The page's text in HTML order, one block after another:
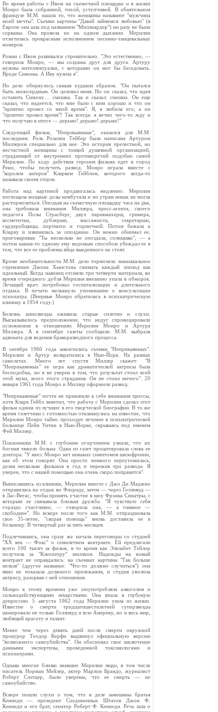
Во время работы с Ивом на съемочной площадке и в жизни
Монро была собранной, тихой, уступчивой. В обаятельном
французе М.М. нашла то, что женщины называют "мужчина
моей мечты". Съемки картины "Давай займемся любовью" (в
Европе она шла под названием "Миллиардер") ни разу не были
сорваны. Она провела их на одном дыхании. Мерилин
отличилась прекрасным исполнением песенно-танцевальных
номеров.
Роман с Ивом развивался стремительно. "Это естественно, —
говорила Монро, — мы созданы друг для друга. Артуру
нужны интеллектуалки, с которыми он мог бы беседовать.
Вроде Симоны. А Иву нужна я".
Но дело обернулось самым худшим образом. "Он пытался
быть милосердным. Он целовал меня. Но он сказал, что идея
оставить Симону… смешна. Так и сказал: смешна. Он еще
сказал, что надеется, что мне было с ним хорошо и что он
"приятно провел со мной время". Я, я любила его, а он
"приятно провел время"! Так всегда: я вечно чего-то жду и
что получаю в итоге — дерьмо! дерьмо! дерьмо!"
Следующий фильм, "Неприкаянные", оказался для М.М.
последним. Роль Розалин Тейбер была написана Артуром
Миллером специально для нее. Это история прелестной, но
несчастной женщины с тонкой душевной организацией,
страдающей от внутренних противоречий подобно самой
Мерилин. По ходу действия героиня фильма едет в город
Рено, чтобы получить развод. Монро играла вместе с
"королем актеров" Кларком Гейблом, которого когда-то
называла своим отцом.
Работа над картиной продвигалась медленно. Мерилин
поглощала мощные дозы нембутала и по утрам никак не могла
растормозиться. Опоздав на съемочную площадку часа на два,
она требовала внимания Миллера, пресс-агента, своего
педагога Полы Страсберг, двух парикмахерш, гримера,
косметички, дублерши, массажиста, секретарши,
гардеробщицы, портнихи и горничной. Потом бежала к
Кларку и извинялась за опоздание. Он нежно обнимал ее,
приговаривая: "Ты нисколько не опоздала, солнышко", — а
потом каким-то одному ему ведомым способом убеждал ее в
том, что все ее проблемы яйца выеденного не стоят.
Кроме необязательности М.М. дело тормозило маниакальное
стремление Джона Хьюстона снимать каждый эпизод как
идеальный. Когда наконец отсняли три четверти материала, во
время очередного дубля Мерилин внезапно упала в обморок.
Лечащий врач потребовал госпитализации и длительного
отдыха. В печати мелькнуло упоминание о консультации
психиатра. (Впервые Монро обратилась в психиатрическую
клинику в 1954 году.)
Болезнь кинозвезды оживила старые сплетни и слухи.
Высказывалось предположение, что недуг спровоцировали
осложнения в отношениях Мерилин Монро и Артура
Миллера. А в сентябре газеты сообщили: М.М. выбрала
адвоката для ведения бракоразводного процесса.
В октябре 1960 года закончились съемки "Неприкаянных".
Мерилин и Артур возвратились в Нью-Йорк. На разных
самолетах. Много лет спустя Миллер скажет: "В
"Неприкаянных" ее игра как драматической актрисы была
бесподобна, но я не уверен в том, что результат стоил всей
этой муки, всего этого страдания. Он не стоил ничего". 20
января 1961 года Монро и Миллер оформили развод.
"Неприкаянные" почти не привлекли к себе внимания прессы,
хотя Кларк Гейбл заметил, что работа с Мерилин сделал этот
фильм одним из лучших в его творческой биографии. В то же
время газетчики с готовностью откликнулись на известие, что
Мерилин Монро тайно проходит лечение в психиатрической
больнице Пейн Уитни в Нью-Йорке, скрываясь под именем
Фей Миллер.
Поклонники М.М. с глубоким огорчением узнали, что их
богиня тяжело больна. Одна из газет процитировала слова ее
доктора: "У мисс Монро нет никаких симптомов шизофрении,
как об этом говорят. Она просто немного переутомилась,
делая несколько фильмов в год и пережив три развода. Я
уверен, что с нашей помощью она очень скоро поправится".
Выписавшись из клиники, Мерилин вместе с Джо Ди Маджио
отправилась на отдых во Флориду, затем — через Голливуд —
в Лас-Вегас, чтобы принять участие в шоу Фрэнка Синатры, с
которым ее связывала близкая дружба. "Я чувствую себя
гораздо счастливее, — говорила она, — а главное —
свободнее". Но вскоре после того как М.М. отпраздновала
свое 35-летие, "скорая помощь" вновь доставила ее в
больницу. В четвертый раз за пять месяцев.
Подлечившись, она сразу же начала переговоры со студией
"XX век — Фокс" о семилетнем контракте. Ей предлагали
всего 100 тысяч за фильм, в то время как Элизабет Тейлор
получила за "Клеопатру" миллион. Надежды на новый
контракт не оправдались: на съемках картины "Так больше
нельзя" (другое название: "Что-то должно случиться") она
явно не показала должного прилежания, и студия уволила
актрису, разорвав с ней отношения.
Монро к этому времени уже злоупотребляла алкоголем и
сильнодействующими лекарствами. Она впала в глубокую
депрессию. 5 августа 1962 года Мерилин ушла из жизни.
Известие о смерти тридцатишестилетней суперзвезды
шокировало не только Голливуд и всю Америку, но и весь мир,
любящий красоту и талант.
Менее чем через девять дней после смерти окружной
прокурор Теодор Керфи выдвинул официальную версию
"возможного самоубийства". Он обосновал свое заключение
данными экспертизы, проведенной токсикологами и
психиатрами.
Однако многие близко знавшие Мерилин люди, в том числе
писатель Норман Мейлер, актер Марлон Брандо, журналист
Роберт Слэтцер, были уверены, что ее смерть — не
самоубийство.
Вскоре пошли слухи о том, что в деле замешаны братья
Кеннеди — президент Соединенных Штатов Джон Ф.
Кеннеди и его брат, сенатор Роберт Ф. Кеннеди. Речь шла о